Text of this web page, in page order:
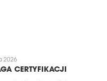
2026
CERTYFIKACJI